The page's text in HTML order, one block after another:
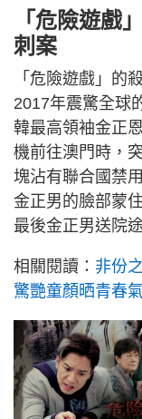
「危險遊戲
刺案
「危險遊戲」的
2017年震驚全球
韓最高領袖金正
機前往澳門時，
塊沾有聯合國禁
金正男的臉部蒙
最後金正男送院
相關閱讀： 非份
驚艷童顏晒青春